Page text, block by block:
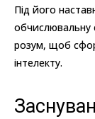
Під його
обчислювальну
розум, щоб
інтелекту.